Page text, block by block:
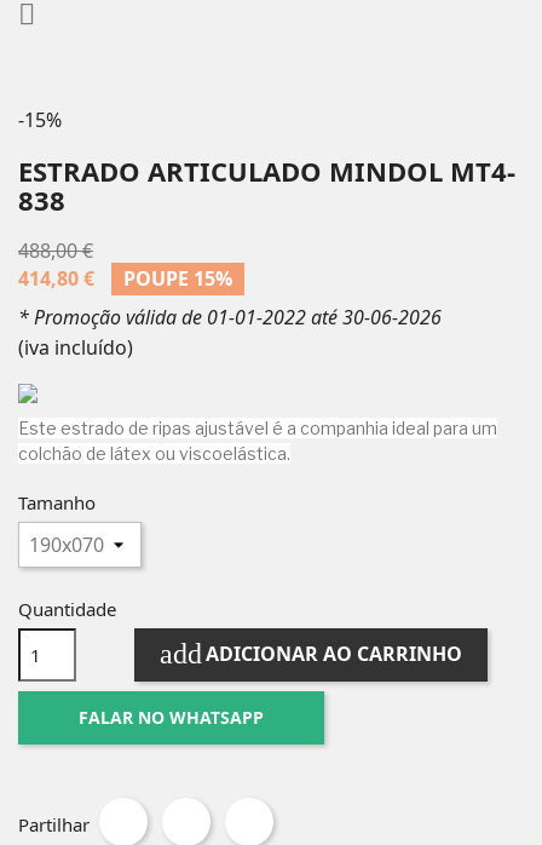

-15%
ESTRADO ARTICULADO MINDOL MT4-
838
488,00 €
414,80 €
POUPE 15%
* Promoção válida de 01-01-2022 até 30-06-2026
(iva incluído)
Este estrado de ripas ajustável é a companhia ideal para um
colchão de látex ou viscoelástica.
Tamanho
Quantidade
addADICIONAR AO CARRINHO
FALAR NO WHATSAPP
Partilhar